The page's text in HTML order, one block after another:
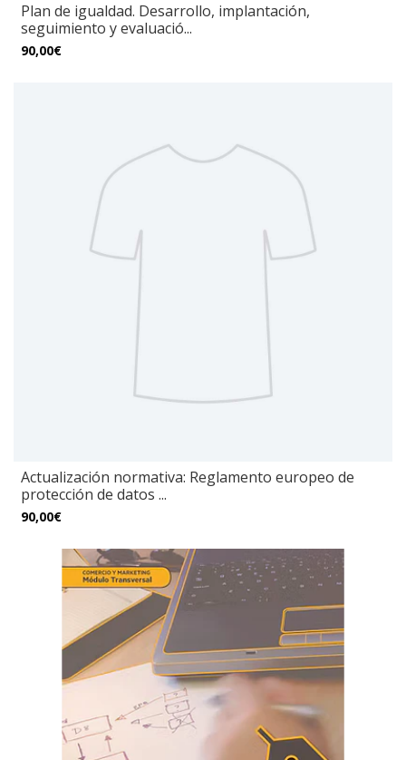
Plan de igualdad. Desarrollo, implantación,
seguimiento y evaluació...
90,00€
Actualización normativa: Reglamento europeo de
protección de datos ...
90,00€